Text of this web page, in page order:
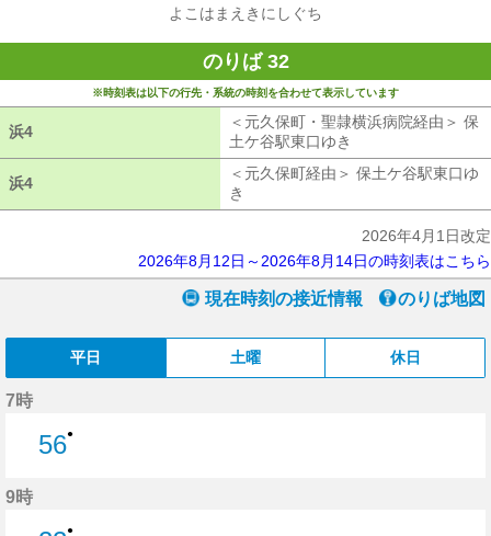
よこはまえきにしぐち
のりば 32
※時刻表は以下の行先・系統の時刻を合わせて表示しています
浜4
＜元久保町・聖隷横浜病院経由＞ 保
土ケ谷駅東口ゆき
浜4
＜元久保町経由＞ 保土ケ谷駅東口ゆ
き
2026年4月1日改定
2026年8月12日～2026年8月14日の時刻表はこちら
現在時刻の接近情報 のりば地図
平日 土曜 休日
7時
56●
9時
●